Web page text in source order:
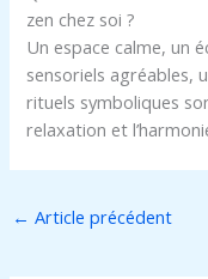
zen chez soi ?
Un espace calme, un
sensoriels agréables,
rituels symboliques
relaxation et
← Article précédent